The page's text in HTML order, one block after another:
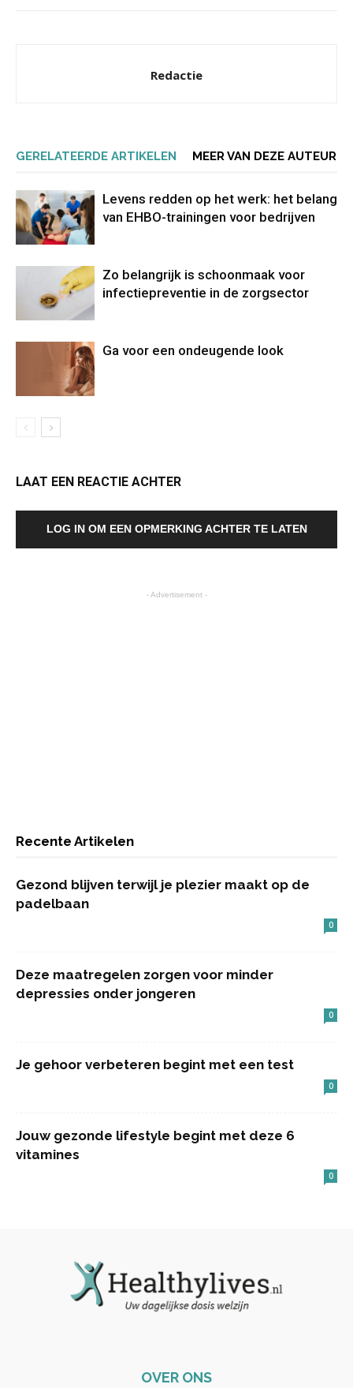
Redactie
GERELATEERDE ARTIKELEN MEER VAN DEZE AUTEUR
Levens redden op het werk: het belang
van EHBO-trainingen voor bedrijven
Zo belangrijk is schoonmaak voor
infectiepreventie in de zorgsector
Ga voor een ondeugende look
LAAT EEN REACTIE ACHTER
LOG IN OM EEN OPMERKING ACHTER TE LATEN
- Advertisement -
Recente Artikelen
Gezond blijven terwijl je plezier maakt op de
padelbaan
0
Deze maatregelen zorgen voor minder
depressies onder jongeren
0
Je gehoor verbeteren begint met een test
0
Jouw gezonde lifestyle begint met deze 6
vitamines
0
OVER ONS